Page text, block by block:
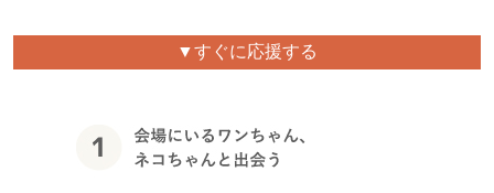
▼すぐに応援する